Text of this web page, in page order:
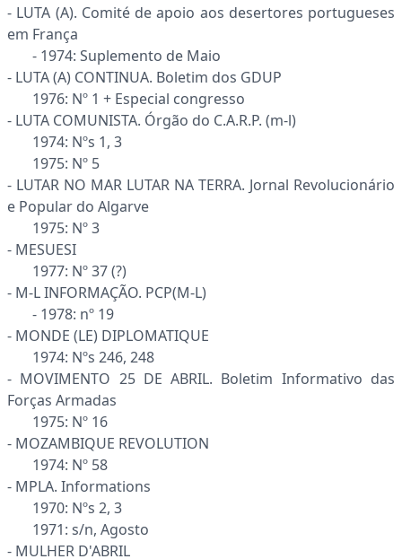
- LUTA (A). Comité de apoio aos desertores portugueses
em França
- 1974: Suplemento de Maio
- LUTA (A) CONTINUA. Boletim dos GDUP
1976: Nº 1 + Especial congresso
- LUTA COMUNISTA. Órgão do C.A.R.P. (m-l)
1974: Nºs 1, 3
1975: Nº 5
- LUTAR NO MAR LUTAR NA TERRA. Jornal Revolucionário
e Popular do Algarve
1975: Nº 3
- MESUESI
1977: Nº 37 (?)
- M-L INFORMAÇÃO. PCP(M-L)
- 1978: nº 19
- MONDE (LE) DIPLOMATIQUE
1974: Nºs 246, 248
- MOVIMENTO 25 DE ABRIL. Boletim Informativo das
Forças Armadas
1975: Nº 16
- MOZAMBIQUE REVOLUTION
1974: Nº 58
- MPLA. Informations
1970: Nºs 2, 3
1971: s/n, Agosto
- MULHER D'ABRIL